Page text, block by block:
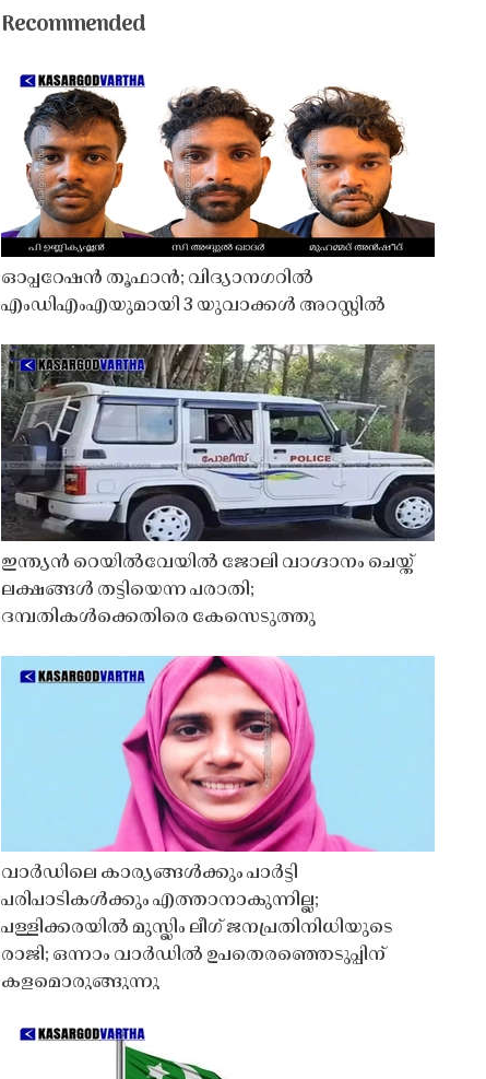
Recommended
ഓപ്പറേഷൻ തൂഫാൻ; വിദ്യാനഗറിൽ
എംഡിഎംഎയുമായി 3 യുവാക്കൾ അറസ്റ്റിൽ
ഇന്ത്യൻ റെയിൽവേയിൽ ജോലി വാഗ്ദാനം ചെയ്ത്
ലക്ഷങ്ങൾ തട്ടിയെന്ന പരാതി;
ദമ്പതികൾക്കെതിരെ കേസെടുത്തു
വാർഡിലെ കാര്യങ്ങൾക്കും പാർട്ടി
പരിപാടികൾക്കും എത്താനാകുന്നില്ല;
പള്ളിക്കരയിൽ മുസ്ലിം ലീഗ് ജനപ്രതിനിധിയുടെ
രാജി; ഒന്നാം വാർഡിൽ ഉപതെരഞ്ഞെടുപ്പിന്
കളമൊരുങ്ങുന്നു